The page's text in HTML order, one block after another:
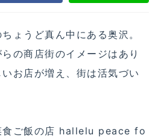
ょうど真ん中にある奥沢。
の商店街のイメージはあり
お店が増え、街は活気づい
食ご飯の店 hallelu peace fo